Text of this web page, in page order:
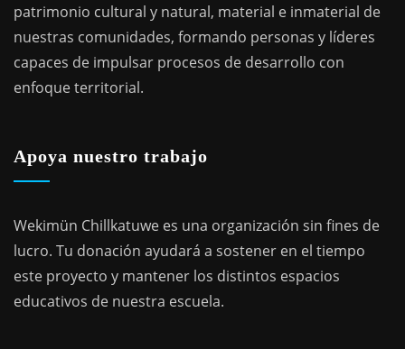
patrimonio cultural y natural, material e inmaterial de
nuestras comunidades, formando personas y líderes
capaces de impulsar procesos de desarrollo con
enfoque territorial.
Apoya nuestro trabajo
Wekimün Chillkatuwe es una organización sin fines de
lucro. Tu donación ayudará a sostener en el tiempo
este proyecto y mantener los distintos espacios
educativos de nuestra escuela.